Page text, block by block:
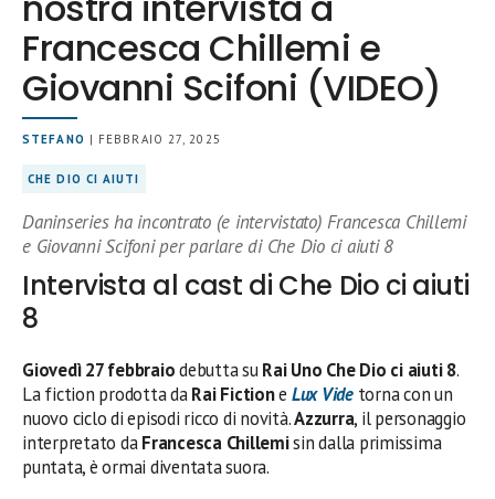
Francesca Chillemi e
Giovanni Scifoni (VIDEO)
STEFANO | FEBBRAIO 27, 2025
CHE DIO CI AIUTI
Daninseries ha incontrato (e intervistato) Francesca Chillemi
e Giovanni Scifoni per parlare di Che Dio ci aiuti 8
Intervista al cast di Che Dio ci aiuti
8
Giovedì 27 febbraiodebutta suRai Uno Che Dio ci aiuti 8.
La fiction prodotta daRai Fictione Lux Videtorna con un
nuovo ciclo di episodi ricco di novità.Azzurra, il personaggio
interpretato daFrancesca Chillemisin dalla primissima
puntata, è ormai diventata suora.